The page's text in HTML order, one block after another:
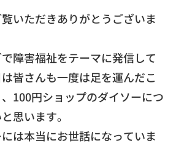
いただきありがとうございま
障害福祉をテーマに発信して
皆さんも一度は足を運んだこ
100円ショップのダイソーにつ
思います。
は本当にお世話になっていま